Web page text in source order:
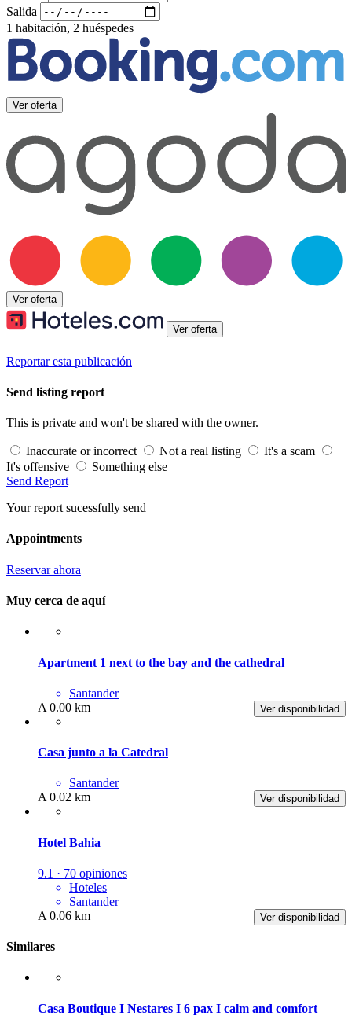
Salida
1 habitación, 2 huéspedes
Ver oferta
Ver oferta
Ver oferta
Reportar esta publicación
Send listing report
This is private and won't be shared with the owner.
Inaccurate or incorrect Not a real listing
It's a scam
It's offensive
Something else
Send Report
Your report sucessfully send
Appointments
Reservar ahora
Muy cerca de aquí
Apartment 1 next to the bay and the cathedral
Santander
Ver disponibilidad
A 0.00 km
Casa junto a la Catedral
Santander
Ver disponibilidad
A 0.02 km
Hotel Bahia
9.1 · 70 opiniones
Hoteles
Santander
Ver disponibilidad
A 0.06 km
Similares
Casa Boutique I Nestares I 6 pax I calm and comfort